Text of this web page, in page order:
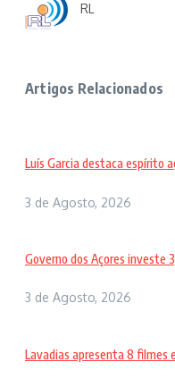
RL
Artigos Relacionados
Luís Garcia destaca espírito
3 de Agosto, 2026
Governo dos Açores investe
3 de Agosto, 2026
Lavadias apresenta 8 filmes